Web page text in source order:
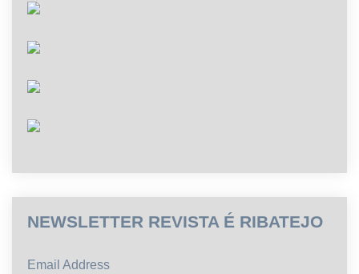
NEWSLETTER REVISTA É RIBATEJO
Email Address